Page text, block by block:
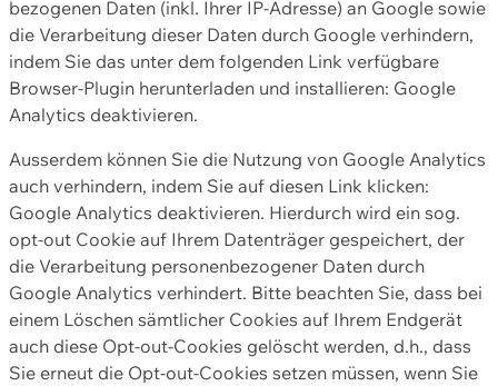
bezogenen Daten (inkl. Ihrer IP-Adresse) an Google sowie
die Verarbeitung dieser Daten durch Google verhindern,
indem Sie das unter dem folgenden Link verfügbare
Browser-Plugin herunterladen und installieren: Google
Analytics deaktivieren.
Ausserdem können Sie die Nutzung von Google Analytics
auch verhindern, indem Sie auf diesen Link klicken:
Google Analytics deaktivieren. Hierdurch wird ein sog.
opt-out Cookie auf Ihrem Datenträger gespeichert, der
die Verarbeitung personenbezogener Daten durch
Google Analytics verhindert. Bitte beachten Sie, dass bei
einem Löschen sämtlicher Cookies auf Ihrem Endgerät
auch diese Opt-out-Cookies gelöscht werden, d.h., dass
Sie erneut die Opt-out-Cookies setzen müssen, wenn Sie